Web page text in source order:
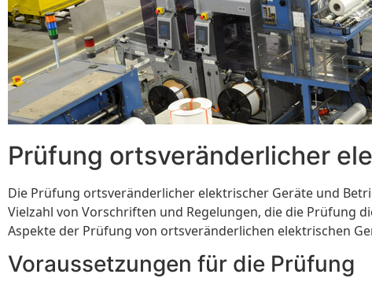
Prüfung ortsveränderlicher
Die Prüfung ortsveränderlicher elektrischer Geräte und
Vielzahl von Vorschriften und Regelungen, die die Prüfung
Aspekte der Prüfung von ortsveränderlichen elektrischen
Voraussetzungen für die Prüfung